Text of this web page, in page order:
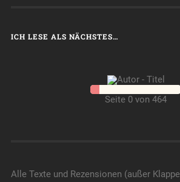
ICH LESE ALS NÄCHSTES…
Seite 0 von 464
Alle Texte und Rezensionen (außer